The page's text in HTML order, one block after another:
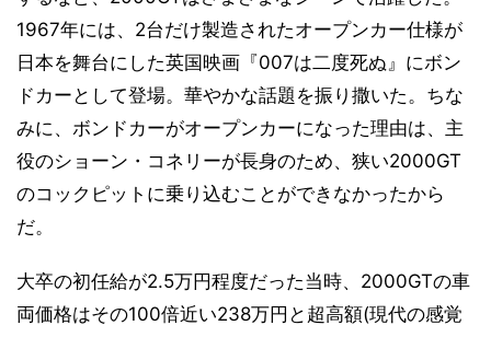
1967年には、2台だけ製造されたオープンカー仕様が
日本を舞台にした英国映画『007は二度死ぬ』にボン
ドカーとして登場。華やかな話題を振り撒いた。ちな
みに、ボンドカーがオープンカーになった理由は、主
役のショーン・コネリーが長身のため、狭い2000GT
のコックピットに乗り込むことができなかったから
だ。
大卒の初任給が2.5万円程度だった当時、2000GTの車
両価格はその100倍近い238万円と超高額(現代の感覚